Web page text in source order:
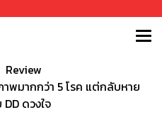
Review
มากกว่า 5 โรค แต่กลับหาย
ดวงใจ